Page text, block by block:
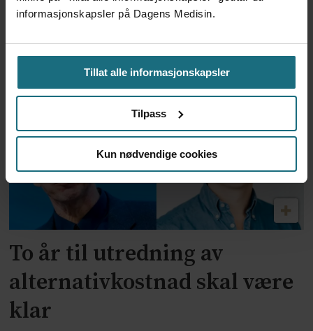
informasjonskapsler på Dagens Medisin.
Tillat alle informasjonskapsler
Tilpass
Kun nødvendige cookies
Feilmedisinert i 18 år – får
millionerstatning
To år til utredning av
alternativkostnad skal være
klar